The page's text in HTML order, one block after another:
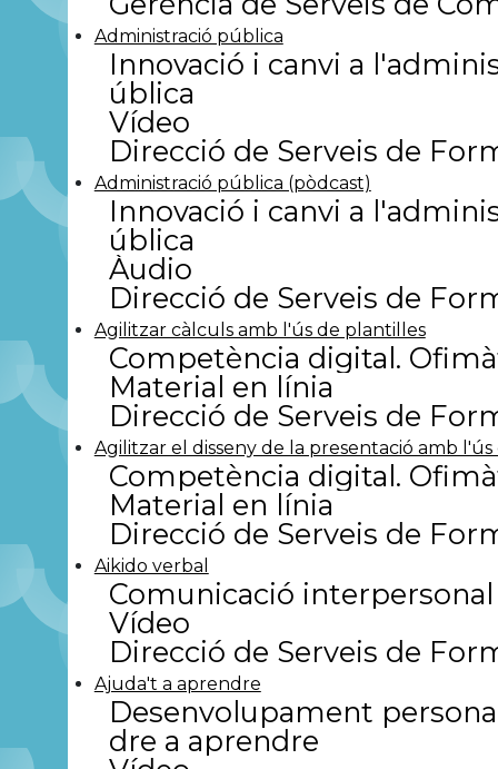
Administració pública
Innovació i canvi a
ública
Vídeo
Direcció de Serveis de
Administració pública (pòdcast)
Innovació i canvi a
ública
Àudio
Direcció de Serveis de
Agilitzar càlculs amb l'ús de plantilles
Competència digital.
Material en línia
Direcció de Serveis de
Agilitzar el disseny de la presentació amb
Competència digital.
Material en línia
Direcció de Serveis de
Aikido verbal
Comunicació interpersonal
Vídeo
Direcció de Serveis de
Ajuda't a aprendre
Desenvolupament
dre a aprendre